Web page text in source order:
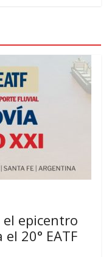
el epicentro
20° EATF